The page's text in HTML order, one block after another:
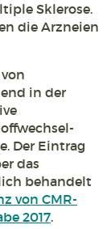
Sklerose.
die Arzneien
in der
Der Eintrag
das
behandelt
von CMR-
2017.